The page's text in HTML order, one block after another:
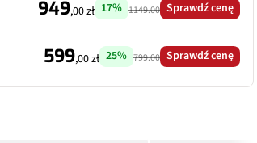
949,00 zł 17% 1149.00 Sprawdź cenę
599,00 zł 25% 799.00 Sprawdź cenę